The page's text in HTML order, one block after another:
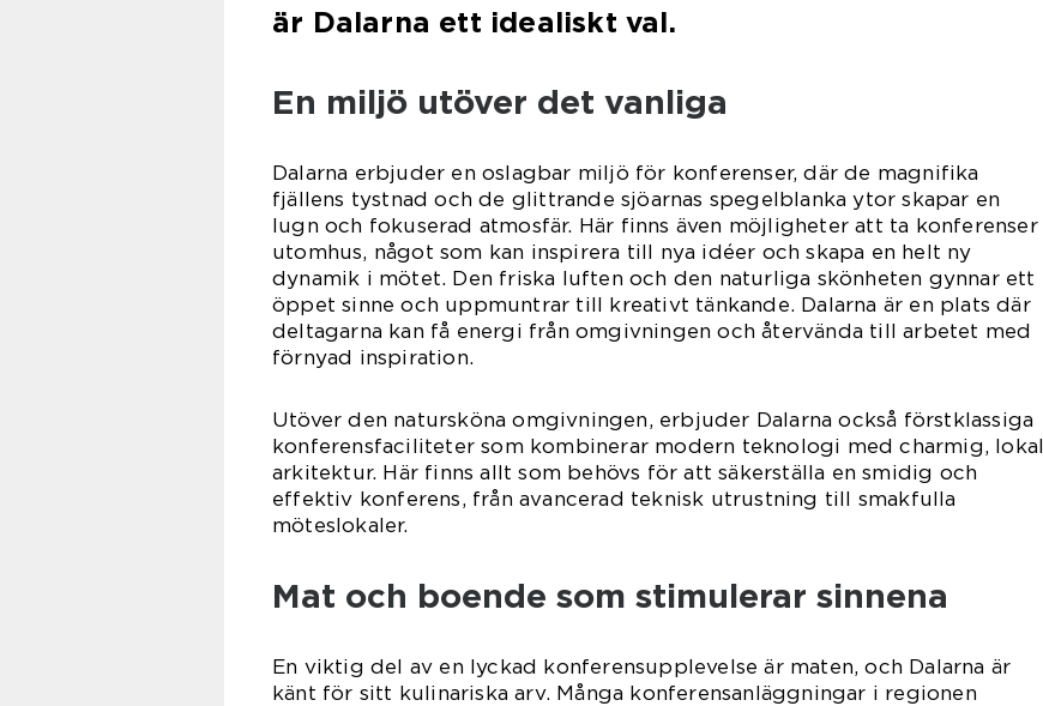
är Dalarna ett idealiskt val.
En miljö utöver det vanliga
Dalarna erbjuder en oslagbar miljö för konferenser, där de magnifika
fjällens tystnad och de glittrande sjöarnas spegelblanka ytor skapar en
lugn och fokuserad atmosfär. Här finns även möjligheter att ta konferenser
utomhus, något som kan inspirera till nya idéer och skapa en helt ny
dynamik i mötet. Den friska luften och den naturliga skönheten gynnar ett
öppet sinne och uppmuntrar till kreativt tänkande. Dalarna är en plats där
deltagarna kan få energi från omgivningen och återvända till arbetet med
förnyad inspiration.
Utöver den natursköna omgivningen, erbjuder Dalarna också förstklassiga
konferensfaciliteter som kombinerar modern teknologi med charmig, lokal
arkitektur. Här finns allt som behövs för att säkerställa en smidig och
effektiv konferens, från avancerad teknisk utrustning till smakfulla
möteslokaler.
Mat och boende som stimulerar sinnena
En viktig del av en lyckad konferensupplevelse är maten, och Dalarna är
känt för sitt kulinariska arv. Många konferensanläggningar i regionen